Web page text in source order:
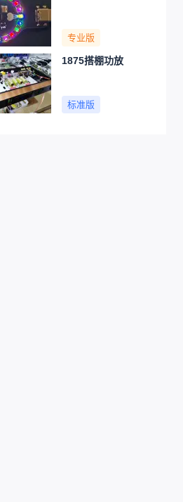
专业版
1875搭棚功放
标准版